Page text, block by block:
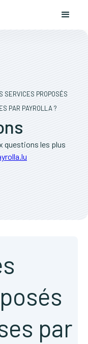
SERVICES PROPOSÉS
PAR PAYROLLA ?
questions les plus
par